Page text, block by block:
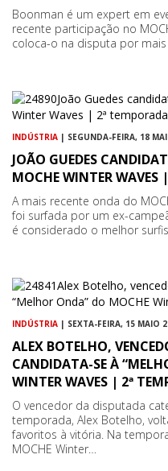
Boonman é um expert em
recente participação no
coloca-o na disputa por
INDÚSTRIA | SEGUNDA-FEIRA, 18
JOÃO GUEDES
MOCHE WINTER WAVES
A mais recente onda do
foi surfada por um ex-
é considerado o melhor
INDÚSTRIA | SEXTA-FEIRA, 15 MAIO
ALEX BOTELHO,
CANDIDATA-SE À
WINTER WAVES | 2ª
O vencedor da disputada
temporada, Alex Botelho,
favoritos à vitória. Na
MOCHE Winter…